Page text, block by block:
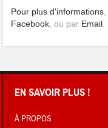
Pour plus d'informations
Facebook , ou par Email
EN SAVOIR PLUS !
À PROPOS